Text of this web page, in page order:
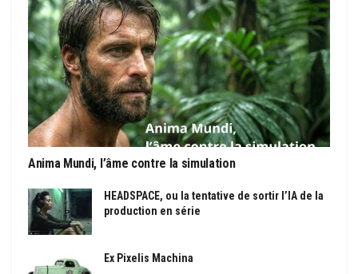
Anima Mundi, l’âme contre la simulation
HEADSPACE, ou la tentative de sortir l’IA de la
production en série
Ex Pixelis Machina